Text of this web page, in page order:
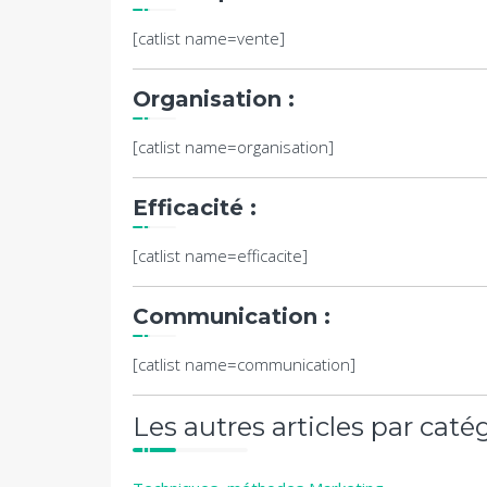
[catlist name=vente]
Organisation :
[catlist name=organisation]
Efficacité :
[catlist name=efficacite]
Communication :
[catlist name=communication]
Les autres articles par